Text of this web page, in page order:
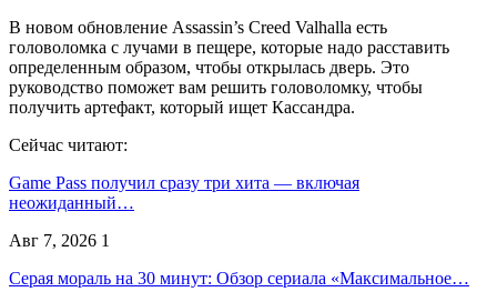
В новом обновление Assassin’s Creed Valhalla есть
головоломка с лучами в пещере, которые надо расставить
определенным образом, чтобы открылась дверь. Это
руководство поможет вам решить головоломку, чтобы
получить артефакт, который ищет Кассандра.
Сейчас читают:
Game Pass получил сразу три хита — включая
неожиданный…
Авг 7, 2026 1
Серая мораль на 30 минут: Обзор сериала «Максимальное…